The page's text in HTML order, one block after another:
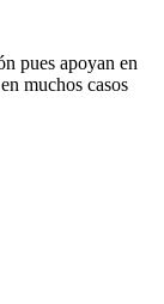
pues apoyan en
muchos casos